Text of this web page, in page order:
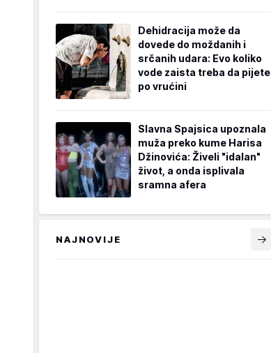
Dehidracija može da
dovede do moždanih i
srčanih udara: Evo koliko
vode zaista treba da pijete
po vrućini
Slavna Spajsica upoznala
muža preko kume Harisa
Džinovića: Živeli "idalan"
život, a onda isplivala
sramna afera
NAJNOVIJE